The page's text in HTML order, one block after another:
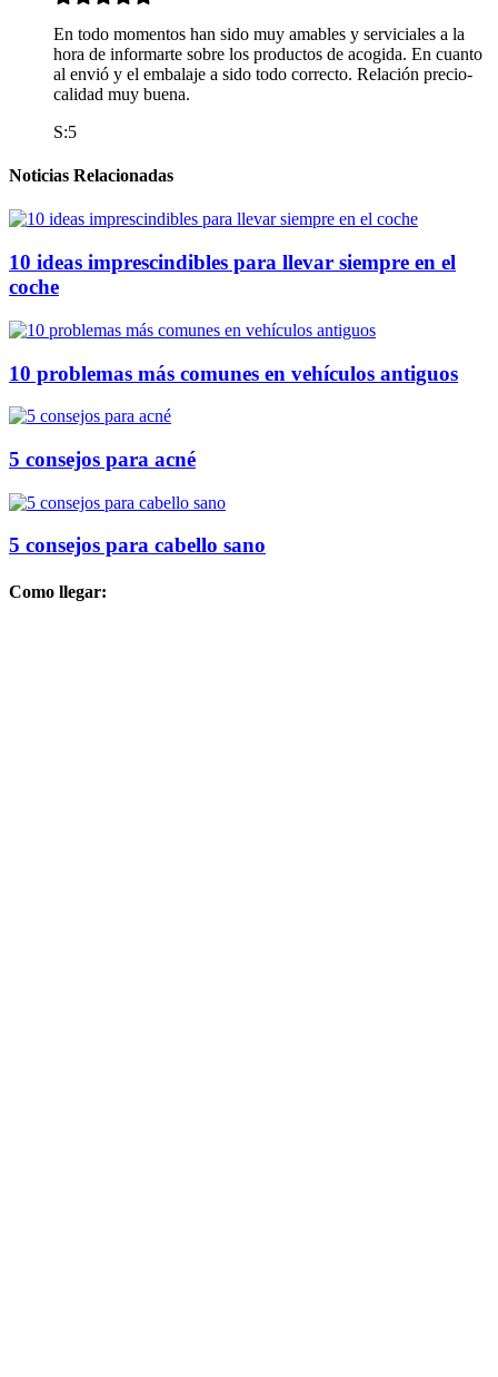
En todo momentos han sido muy amables y serviciales a la
hora de informarte sobre los productos de acogida. En cuanto
al envió y el embalaje a sido todo correcto. Relación precio-
calidad muy buena.
S:5
Noticias Relacionadas
10 ideas imprescindibles para llevar siempre en el
coche
10 problemas más comunes en vehículos antiguos
5 consejos para acné
5 consejos para cabello sano
Como llegar: